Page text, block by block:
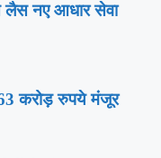
लैस नए आधार सेवा
करोड़ रुपये मंजूर